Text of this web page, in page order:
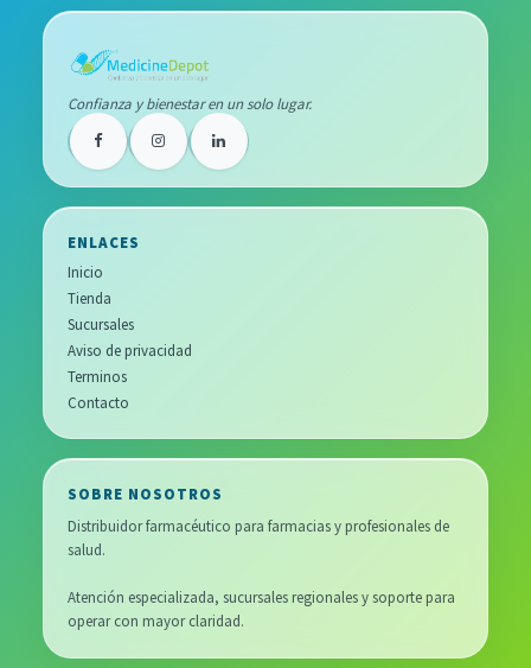
Confianza y bienestar en un solo lugar.
ENLACES
Inicio
Tienda
Sucursales
Aviso de privacidad
Terminos
Contacto
SOBRE NOSOTROS
Distribuidor farmacéutico para farmacias y profesionales de
salud.
Atención especializada, sucursales regionales y soporte para
operar con mayor claridad.